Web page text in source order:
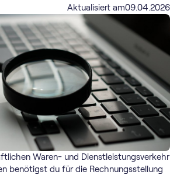
Aktualisiert am09.04.2026
Waren- und Dienstleistungsverkehr
benötigst du für die Rechnungsstellung